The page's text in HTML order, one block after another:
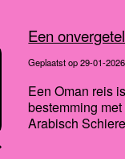
Een
Geplaatst op 29-01-2026
Een Oman reis
bestemming
Arabisch